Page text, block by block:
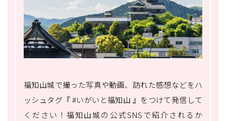
福知山城で撮った写真や動画、訪れた感想などをハ
ッシュタグ『 #いがいと福知山 』をつけて発信して
ください！福知山城の公式SNSで紹介されるか